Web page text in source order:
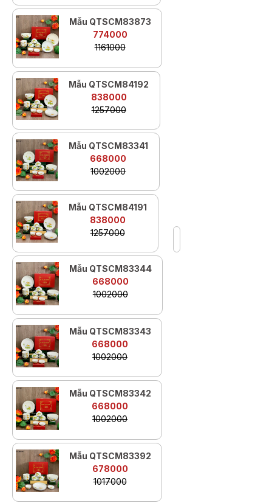
Mẫu QTSCM83873
774000
1161000
Mẫu QTSCM84192
838000
1257000
Mẫu QTSCM83341
668000
1002000
Mẫu QTSCM84191
838000
1257000
Mẫu QTSCM83344
668000
1002000
Mẫu QTSCM83343
668000
1002000
Mẫu QTSCM83342
668000
1002000
Mẫu QTSCM83392
678000
1017000